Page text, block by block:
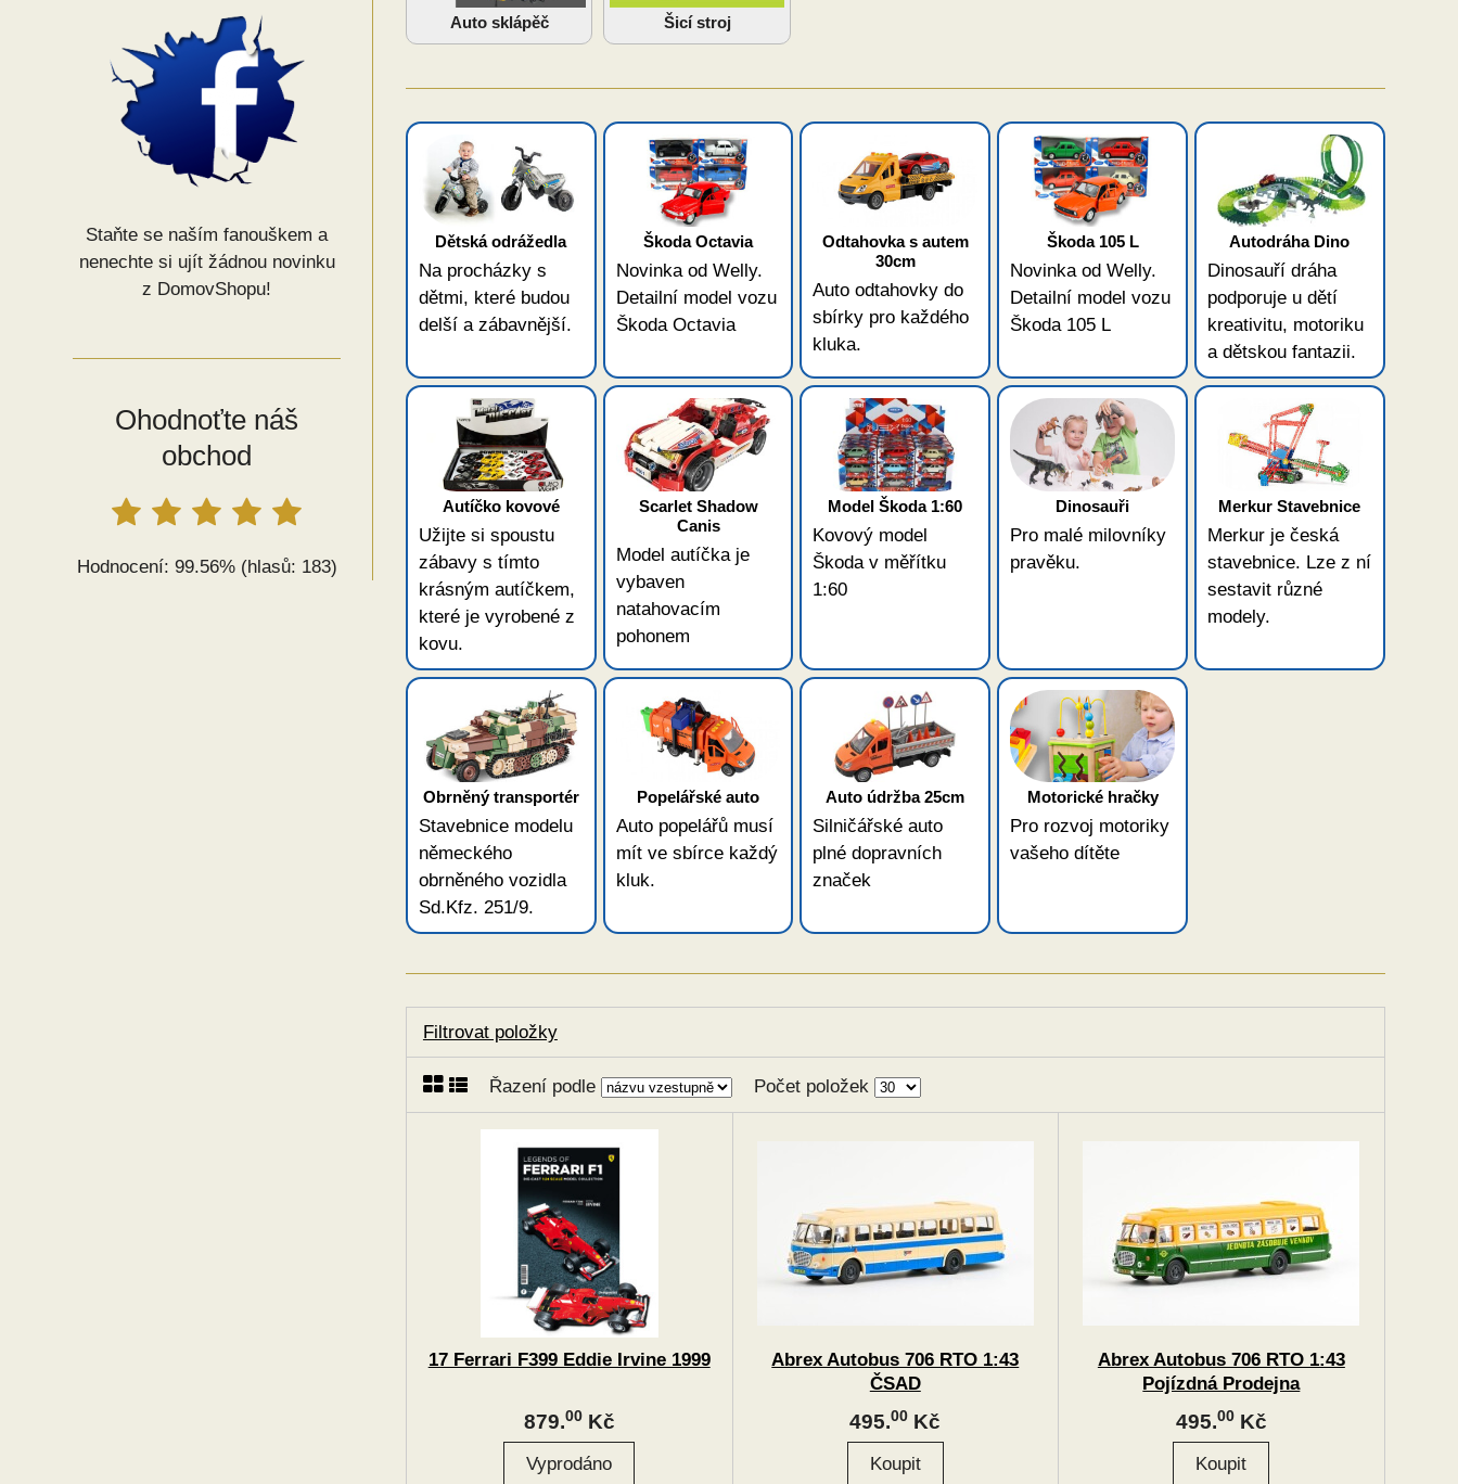
Staňte se naším fanouškem a
nenechte si ujít žádnou novinku
z DomovShopu!
Ohodnoťte náš
obchod
Hodnocení: 99.56% (hlasů: 183)
Auto sklápěč Šicí stroj
Dětská odrážedla
Na procházky s
dětmi, které budou
delší a zábavnější.
Škoda Octavia
Novinka od Welly.
Detailní model vozu
Škoda Octavia
Odtahovka s autem
30cm
Auto odtahovky do
sbírky pro každého
kluka.
Škoda 105 L
Novinka od Welly.
Detailní model vozu
Škoda 105 L
Autodráha Dino
Dinosauří dráha
podporuje u dětí
kreativitu, motoriku
a dětskou fantazii.
Autíčko kovové
Užijte si spoustu
zábavy s tímto
krásným autíčkem,
které je vyrobené z
kovu.
Scarlet Shadow
Canis
Model autíčka je
vybaven
natahovacím
pohonem
Model Škoda 1:60
Kovový model
Škoda v měřítku
1:60
Dinosauři
Pro malé milovníky
pravěku.
Merkur Stavebnice
Merkur je česká
stavebnice. Lze z ní
sestavit různé
modely.
Obrněný transportér
Stavebnice modelu
německého
obrněného vozidla
Sd.Kfz. 251/9.
Popelářské auto
Auto popelářů musí
mít ve sbírce každý
kluk.
Auto údržba 25cm
Silničářské auto
plné dopravních
značek
Motorické hračky
Pro rozvoj motoriky
vašeho dítěte
Filtrovat položky
Řazení podle Počet položek
17 Ferrari F399 Eddie Irvine 1999
879.00Kč
Abrex Autobus 706 RTO 1:43
ČSAD
495.00 Kč
Abrex Autobus 706 RTO 1:43
Pojízdná Prodejna
495.00Kč